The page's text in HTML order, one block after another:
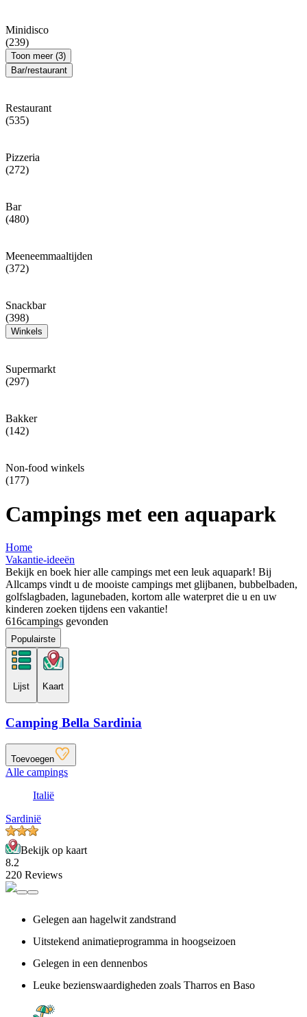
Minidisco
(239)
Toon meer (3)
Bar/restaurant
Restaurant
(535)
Pizzeria
(272)
Bar
(480)
Meeneemmaaltijden
(372)
Snackbar
(398)
Winkels
Supermarkt
(297)
Bakker
(142)
Non-food winkels
(177)
Campings met een aquapark
Home
Vakantie-ideeën
Bekijk en boek hier alle campings met een leuk aquapark! Bij
Allcamps vindt u de mooiste campings met glijbanen, bubbelbaden,
golfslagbaden, lagunebaden, kortom alle waterpret die u en uw
kinderen zoeken tijdens een vakantie!
616campings gevonden
Populairste
Lijst Kaart
Camping Bella Sardinia
Toevoegen
Alle campings
Italië
Sardinië
Bekijk op kaart
8.2
220 Reviews
Gelegen aan hagelwit zandstrand
Uitstekend animatieprogramma in hoogseizoen
Gelegen in een dennenbos
Leuke bezienswaardigheden zoals Tharros en Baso